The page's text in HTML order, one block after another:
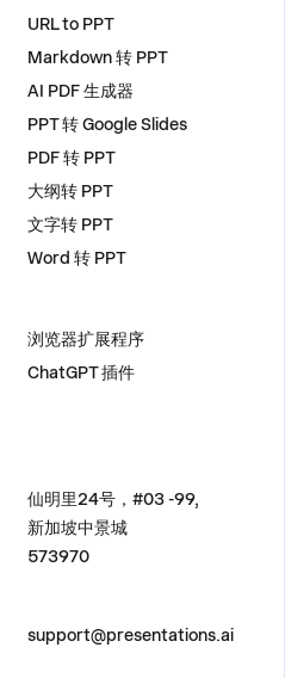
URL to PPT
Markdown 转 PPT
AI PDF 生成器
PPT 转 Google Slides
PDF 转 PPT
大纲转 PPT
文字转 PPT
Word 转 PPT
浏览器扩展程序
ChatGPT 插件
仙明里24号，#03 -99,
新加坡中景城
573970
support@presentations.ai